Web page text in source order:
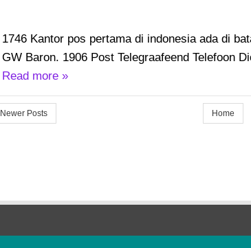
1746 Kantor pos pertama di indonesia ada di
GW Baron. 1906 Post Telegraafeend Telefoon
Read more »
Newer Posts Home